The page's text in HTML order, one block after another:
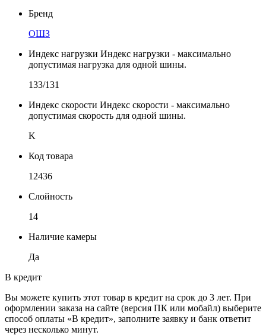
Бренд
ОШЗ
Индекс нагрузки Индекс нагрузки - максимально
допустимая нагрузка для одной шины.
133/131
Индекс скорости Индекс скорости - максимально
допустимая скорость для одной шины.
K
Код товара
12436
Слойность
14
Наличие камеры
Да
В кредит
Вы можете купить этот товар в кредит на срок до 3 лет. При
оформлении заказа на сайте (версия ПК или мобайл) выберите
способ оплаты «В кредит», заполните заявку и банк ответит
через несколько минут.